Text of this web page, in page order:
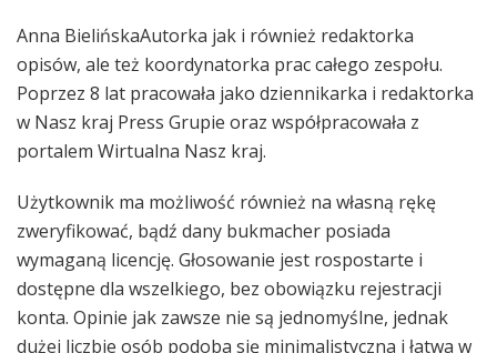
Anna BielińskaAutorka jak i również redaktorka
opisów, ale też koordynatorka prac całego zespołu.
Poprzez 8 lat pracowała jako dziennikarka i redaktorka
w Nasz kraj Press Grupie oraz współpracowała z
portalem Wirtualna Nasz kraj.
Użytkownik ma możliwość również na własną rękę
zweryfikować, bądź dany bukmacher posiada
wymaganą licencję. Głosowanie jest rospostarte i
dostępne dla wszelkiego, bez obowiązku rejestracji
konta. Opinie jak zawsze nie są jednomyślne, jednak
dużej liczbie osób podoba się minimalistyczna i łatwa w